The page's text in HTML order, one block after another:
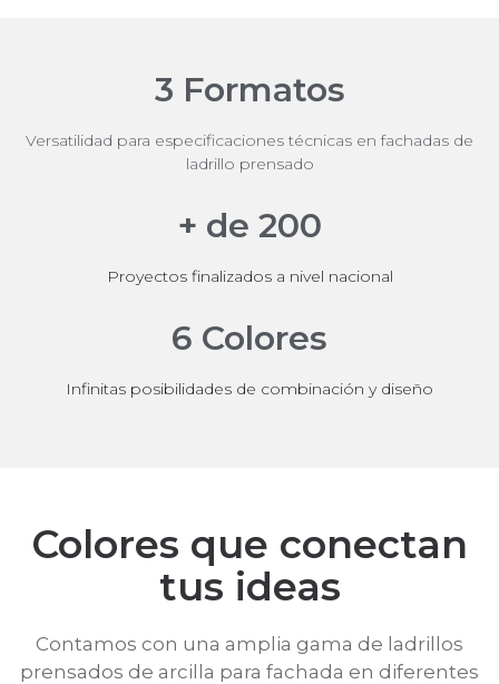
3 Formatos
Versatilidad para especificaciones técnicas en fachadas de
ladrillo prensado
+ de 200
Proyectos finalizados a nivel nacional
6 Colores
Infinitas posibilidades de combinación y diseño
Colores que conectan
tus ideas
Contamos con una amplia gama de ladrillos
prensados de arcilla para fachada en diferentes